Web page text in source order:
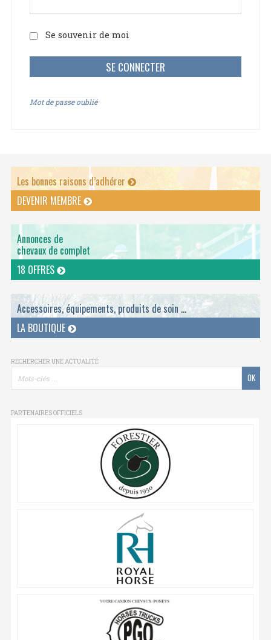
Se souvenir de moi
Mot de passe oublié
Les bonnes raisons d’adhérer
DEVENIR MEMBRE
Annonces de
chevaux de complet
18 OFFRES
Accessoires, équipements, produits de soin ...
LA BOUTIQUE
RECHERCHER UNE ACTUALITÉ
PARTENAIRES OFFICIELS